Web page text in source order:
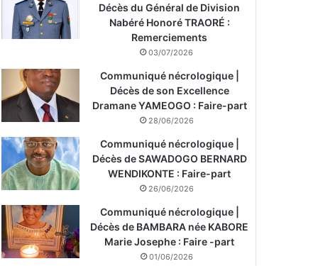
Décès du Général de Division
Nabéré Honoré TRAORÉ :
Remerciements
03/07/2026
Communiqué nécrologique |
Décès de son Excellence
Dramane YAMEOGO : Faire-part
28/06/2026
Communiqué nécrologique |
Décès de SAWADOGO BERNARD
WENDIKONTE : Faire-part
26/06/2026
Communiqué nécrologique |
Décès de BAMBARA née KABORE
Marie Josephe : Faire -part
01/06/2026